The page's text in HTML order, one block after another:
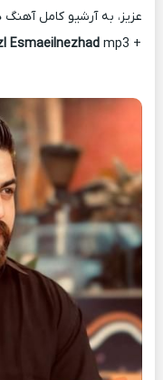
عزیز، به آرشیو کامل
Esmaeilnezhadmp3 +